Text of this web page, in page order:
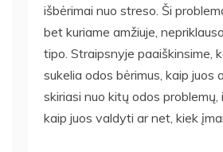
išbėrimai nuo streso. Ši
bet kuriame amžiuje,
tipo. Straipsnyje paaiškinsime,
sukelia odos bėrimus, kaip juos
skiriasi nuo kitų odos problemų,
kaip juos valdyti ar net, kiek